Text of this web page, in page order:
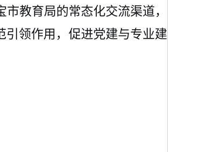
教育局的常态化交流渠道，
引领作用，促进党建与专业建